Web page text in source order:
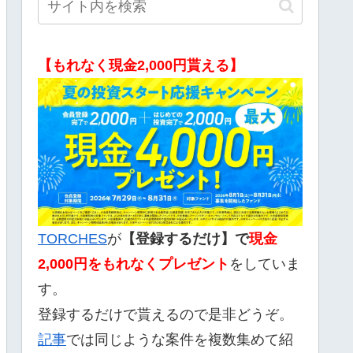
【もれなく現金2,000円貰える】
TORCHESが 【登録するだけ】で現金
2,000 円をもれなくプレゼント をしていま
す。
登録するだけで貰えるので是非どうぞ。
記事では同じような案件を複数集めて紹